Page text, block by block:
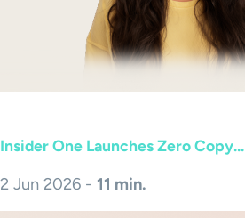
Insider One Launches Zero Copy...
2 Jun 2026 - 11 min.